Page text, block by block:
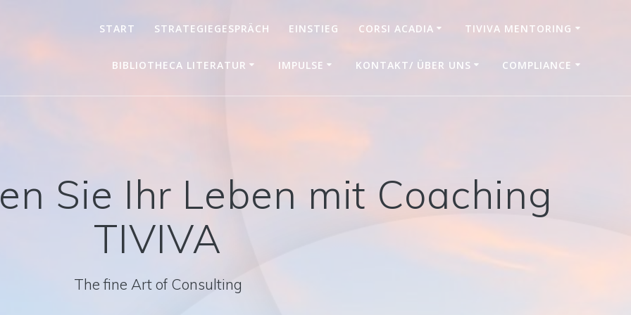
START STRATEGIEGESPRÄCH EINSTIEG CORSI ACADIA TIVIVA MENTORING
BIBLIOTHECA LITERATUR IMPULSE KONTAKT/ ÜBER UNS COMPLIANCE
Sie Ihr Leben mit Coaching
TIVIVA
The fine Art of Consulting